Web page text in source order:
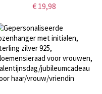
naam en clip, golfaccessoire,
voor
spelers/coaches
€ 19,98